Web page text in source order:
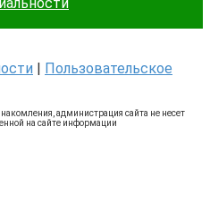
| Пользовательское
администрация сайта не несет
на сайте информации